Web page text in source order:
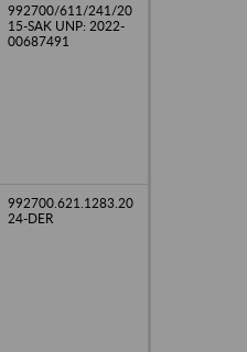
992700/611/241/20
15-SAK UNP: 2022-
00687491
992700.621.1283.20
24-DER